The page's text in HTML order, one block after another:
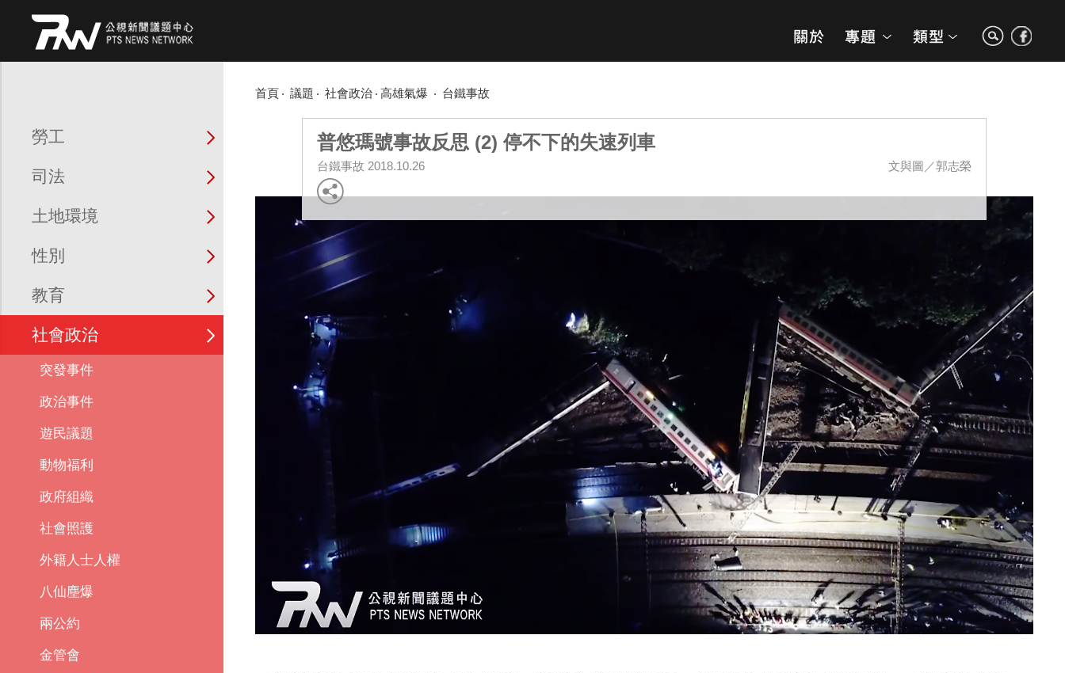
勞工
司法
土地環境
性別
教育
社會政治
突發事件
政治事件
遊民議題
動物福利
政府組織
社會照護
外籍人士人權
八仙塵爆
兩公約
金管會
首頁 議題 社會政治 高雄氣爆 台鐵事故
普悠瑪號事故反思 (2) 停不下的失速列車
台鐵事故 2018.10.26 文與圖／郭志榮